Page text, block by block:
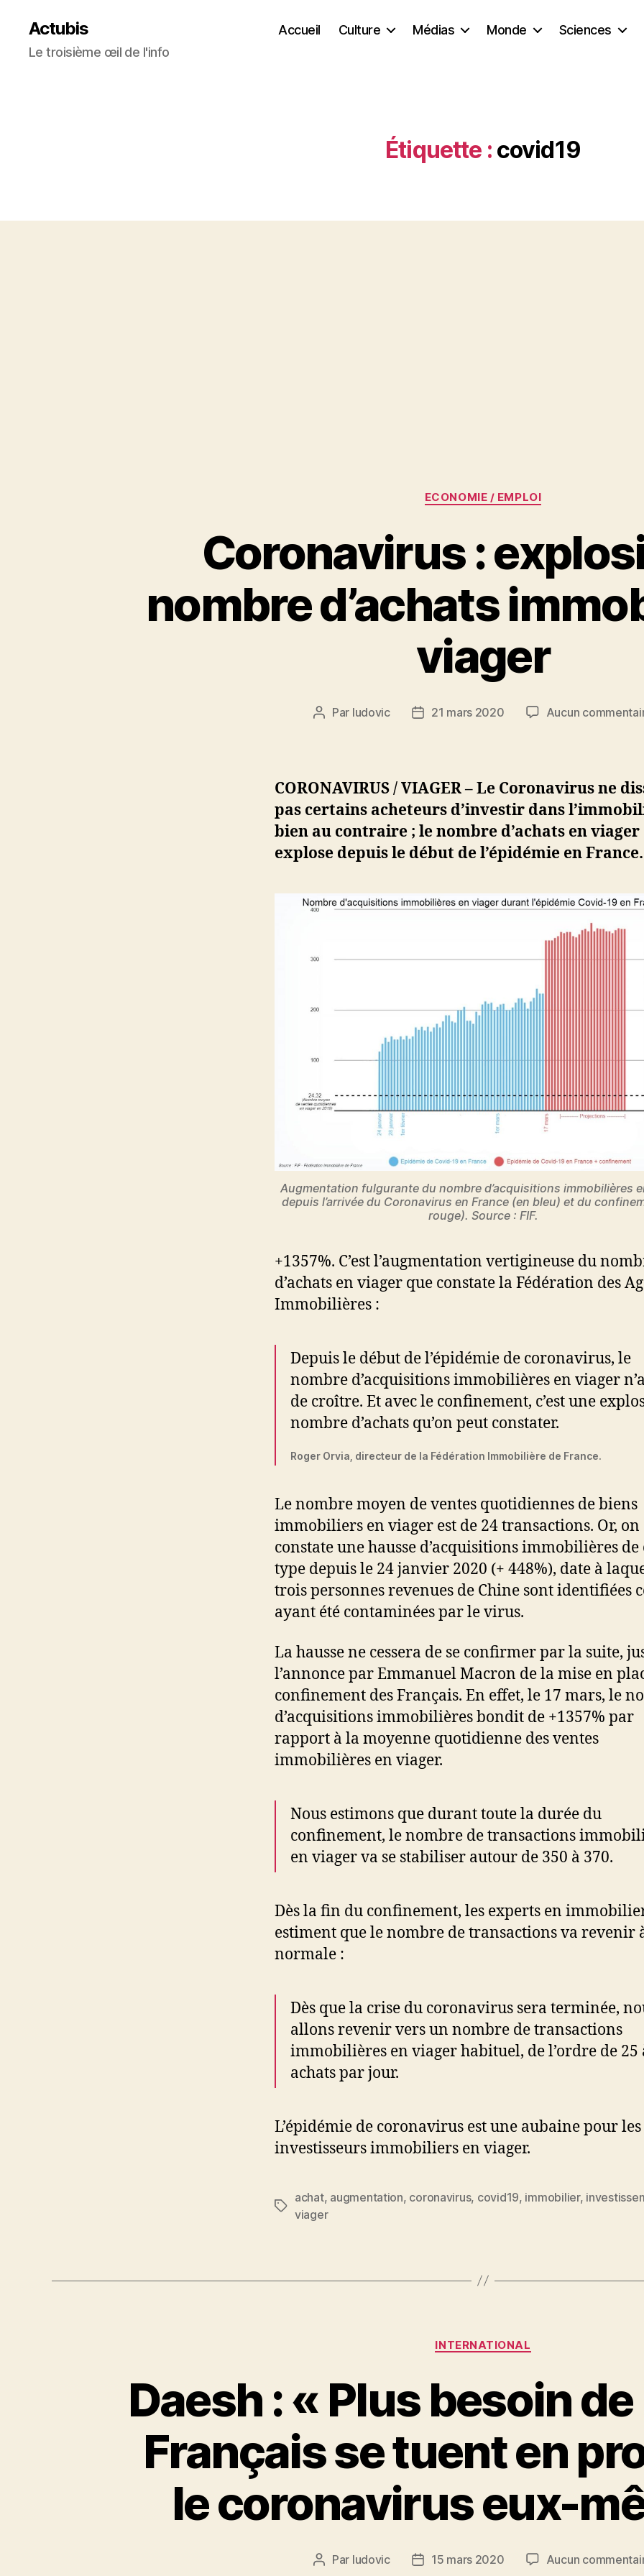
Actubis
Le troisième œil de l'info
Accueil Culture Médias Monde Sciences
Étiquette : covid19
Catégories
ECONOMIE / EMPLOI
Coronavirus :
nombre d’achats
viager
Auteur
Par ludovic
Date21 mars 2020 Aucun
CORONAVIRUS / VIAGER – Le Coronavirus ne
pas certains acheteurs d’investir dans
bien au contraire ; le nombre d’achats en viager
explose depuis le début de l’épidémie en France.
Augmentation fulgurante du nombre d’acquisitions immobilières
depuis l’arrivée du Coronavirus en France (en bleu) et du
rouge). Source : FIF.
+1357%. C’est l’augmentation vertigineuse du
d’achats en viager que constate la Fédération des
Immobilières :
Depuis le début de l’épidémie de coronavirus, le
nombre d’acquisitions immobilières en viager n’a
de croître. Et avec le confinement, c’est une
nombre d’achats qu’on peut constater.
Roger Orvia, directeur de la Fédération Immobilière de France.
Le nombre moyen de ventes quotidiennes de biens
immobiliers en viager est de 24 transactions. Or, on
constate une hausse d’acquisitions immobilières de
type depuis le 24 janvier 2020 (+ 448%), date à
trois personnes revenues de Chine sont identifiées
ayant été contaminées par le virus.
La hausse ne cessera de se confirmer par la suite,
l’annonce par Emmanuel Macron de la mise en
confinement des Français. En effet, le 17 mars, le
d’acquisitions immobilières bondit de +1357% par
rapport à la moyenne quotidienne des ventes
immobilières en viager.
Nous estimons que durant toute la durée du
confinement, le nombre de transactions
en viager va se stabiliser autour de 350 à 370.
Dès la fin du confinement, les experts en
estiment que le nombre de transactions va revenir
normale :
Dès que la crise du coronavirus sera terminée,
allons revenir vers un nombre de transactions
immobilières en viager habituel, de l’ordre de 25
achats par jour.
L’épidémie de coronavirus est une aubaine pour les
investisseurs immobiliers en viager.
Étiquettes
achat, augmentation, coronavirus, covid19, immobilier,
viager
Catégories
INTERNATIONAL
Daesh : « Plus besoin
Français se tuent en
le coronavirus eux-
Auteur
Par ludovic
Date15 mars 2020 Aucun